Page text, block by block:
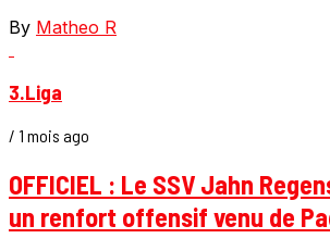
By Matheo R
3.Liga
/ 1 mois ago
OFFICIEL : Le SSV Jahn
un renfort offensif venu de